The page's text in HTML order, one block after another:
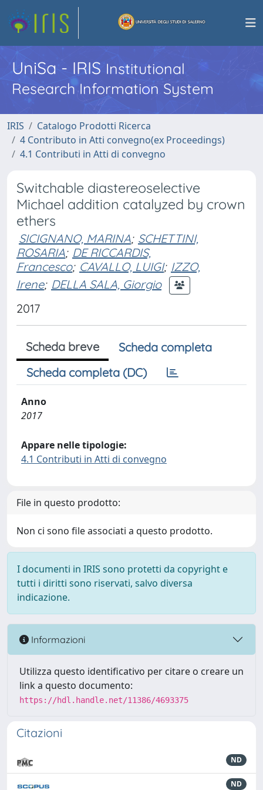
UniSa - IRISInstitutional
Research Information System
IRIS
Catalogo Prodotti Ricerca
4 Contributo in Atti convegno(ex Proceedings)
4.1 Contributi in Atti di convegno
Switchable diastereoselective
Michael addition catalyzed by crown
ethers
SICIGNANO, MARINA; SCHETTINI,
ROSARIA; DE RICCARDIS,
Francesco; CAVALLO, LUIGI; IZZO,
Irene; DELLA SALA, Giorgio
2017
Scheda breve
Scheda completa
Scheda completa (DC)
Anno
2017
Appare nelle tipologie:
4.1 Contributi in Atti di convegno
File in questo prodotto:
Non ci sono file associati a questo prodotto.
I documenti in IRIS sono protetti da copyright e
tutti i diritti sono riservati, salvo diversa
indicazione.
Informazioni
Utilizza questo identificativo per citare o creare un
link a questo documento:
https://hdl.handle.net/11386/4693375
Citazioni
ND
ND